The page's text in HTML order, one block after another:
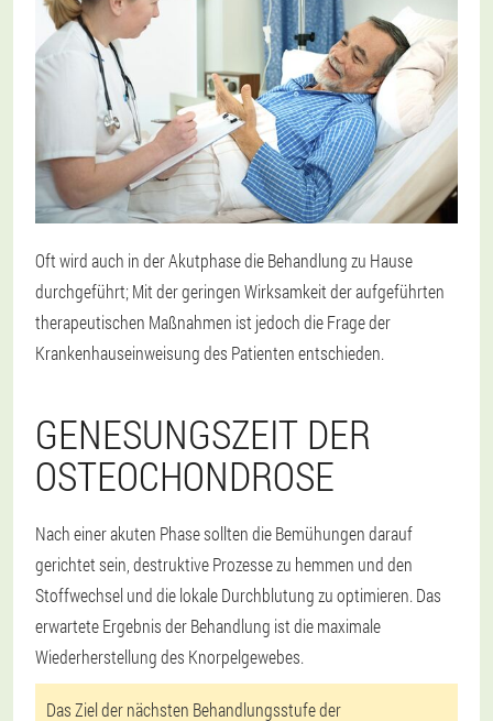
Oft wird auch in der Akutphase die Behandlung zu Hause
durchgeführt; Mit der geringen Wirksamkeit der aufgeführten
therapeutischen Maßnahmen ist jedoch die Frage der
Krankenhauseinweisung des Patienten entschieden.
GENESUNGSZEIT DER
OSTEOCHONDROSE
Nach einer akuten Phase sollten die Bemühungen darauf
gerichtet sein, destruktive Prozesse zu hemmen und den
Stoffwechsel und die lokale Durchblutung zu optimieren. Das
erwartete Ergebnis der Behandlung ist die maximale
Wiederherstellung des Knorpelgewebes.
Das Ziel der nächsten Behandlungsstufe der